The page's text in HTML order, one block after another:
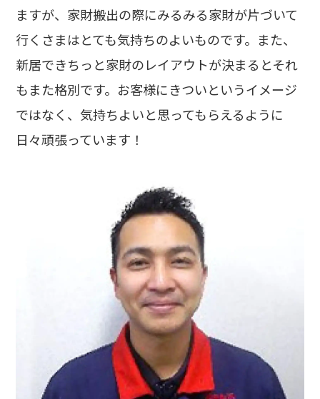
ますが、家財搬出の際にみるみる家財が片づいて
行くさまはとても気持ちのよいものです。また、
新居できちっと家財のレイアウトが決まるとそれ
もまた格別です。お客様にきついというイメージ
ではなく、気持ちよいと思ってもらえるように
日々頑張っています！